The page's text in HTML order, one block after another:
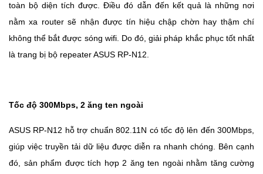
toàn bộ diện tích được. Điều đó dẫn đến kết quả là những nơi
nằm xa router sẽ nhận được tín hiệu chập chờn hay thậm chí
không thể bắt được sóng wifi. Do đó, giải pháp khắc phục tốt nhất
là trang bị bộ repeater ASUS RP-N12.
Tốc độ 300Mbps, 2 ăng ten ngoài
ASUS RP-N12 hỗ trợ chuẩn 802.11N có tốc độ lên đến 300Mbps,
giúp việc truyền tải dữ liệu được diễn ra nhanh chóng. Bên cạnh
đó, sản phẩm được tích hợp 2 ăng ten ngoài nhằm tăng cường